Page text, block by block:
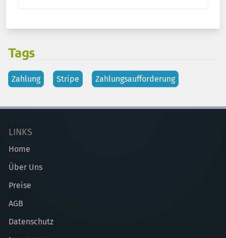
Tags
Zahlung Stripe Zahlungsaufforderung
LINKS
Home
Über Uns
Preise
AGB
Datenschutz